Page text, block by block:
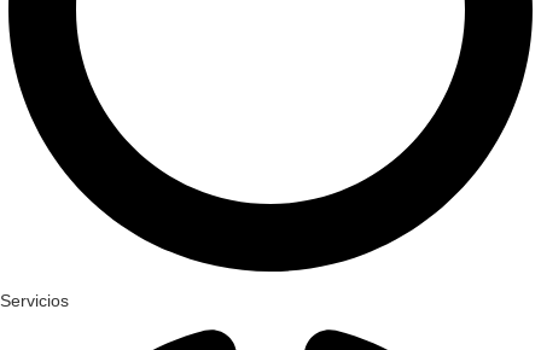
Servicios